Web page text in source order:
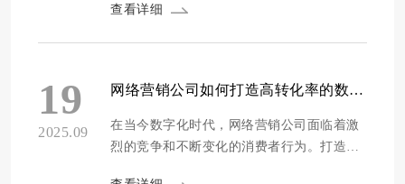
开发公司专注于为企业量身定制数字化解决
户不仅能够整合企业资源，还能增强客户互
动，推动业务增长。随着互联网技术的快速
发展，宝安...
查看详细
19
2025.09
网络营销公司如何打造高转化率的数字营销策略？
在当今数字化时代，网络营销公司面临着激
烈的竞争和不断变化的消费者行为。打造高